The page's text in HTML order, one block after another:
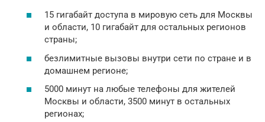
15 гигабайт доступа в мировую сеть для Москвы
и области, 10 гигабайт для остальных регионов
страны;
безлимитные вызовы внутри сети по стране и в
домашнем регионе;
5000 минут на любые телефоны для жителей
Москвы и области, 3500 минут в остальных
регионах;